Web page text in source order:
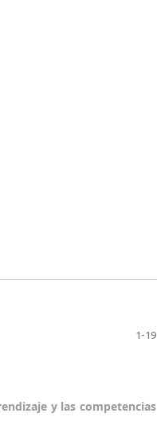
1-19
y las competencias